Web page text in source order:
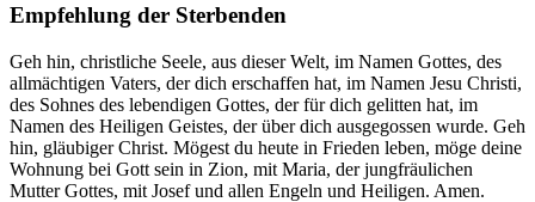
Empfehlung der Sterbenden
Geh hin, christliche Seele, aus dieser Welt, im Namen Gottes, des
allmächtigen Vaters, der dich erschaffen hat, im Namen Jesu Christi,
des Sohnes des lebendigen Gottes, der für dich gelitten hat, im
Namen des Heiligen Geistes, der über dich ausgegossen wurde. Geh
hin, gläubiger Christ. Mögest du heute in Frieden leben, möge deine
Wohnung bei Gott sein in Zion, mit Maria, der jungfräulichen
Mutter Gottes, mit Josef und allen Engeln und Heiligen. Amen.